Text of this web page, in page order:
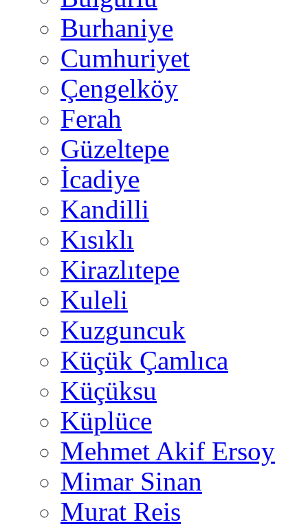
Burhaniye
Cumhuriyet
Çengelköy
Ferah
Güzeltepe
İcadiye
Kandilli
Kısıklı
Kirazlıtepe
Kuleli
Kuzguncuk
Küçük Çamlıca
Küçüksu
Küplüce
Mehmet Akif Ersoy
Mimar Sinan
Murat Reis